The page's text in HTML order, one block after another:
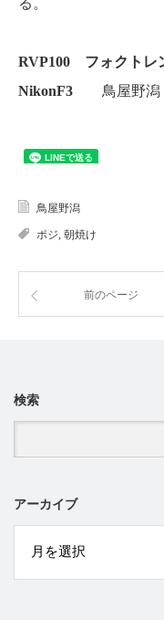
RVP100 フォクトレ
NikonF3 鳥屋野潟
鳥屋野潟
ポジ 朝焼け
前のページ
検索
アーカイブ